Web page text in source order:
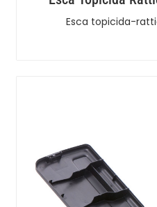
Esca topicida-